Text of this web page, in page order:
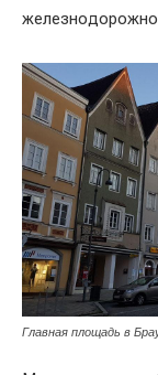
Главная площадь в